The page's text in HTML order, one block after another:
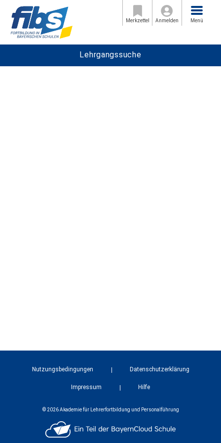
Merkzettel Anmelden
Menü
Menü
Lehrgangssuche
Nutzungsbedingungen Datenschutzerklärung
Impressum Hilfe
© 2026 Akademie für Lehrerfortbildung und Personalführung